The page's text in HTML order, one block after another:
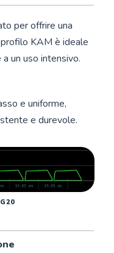
per offrire una
KAM è ideale
un uso intensivo.
e uniforme,
e durevole.
G20